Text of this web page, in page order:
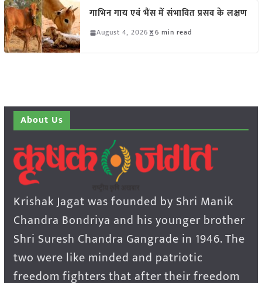
गाभिन गाय एवं भैंस में संभावित प्रसव के लक्षण
August 4, 2026 6 min read
About Us
Krishak Jagat was founded by Shri Manik
Chandra Bondriya and his younger brother
Shri Suresh Chandra Gangrade in 1946. The
two were like minded and patriotic
freedom fighters that after their freedom